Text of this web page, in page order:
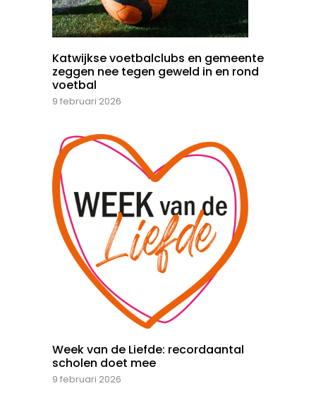
Katwijkse voetbalclubs en gemeente
zeggen nee tegen geweld in en rond
voetbal
9 februari 2026
Week van de Liefde: recordaantal
scholen doet mee
9 februari 2026